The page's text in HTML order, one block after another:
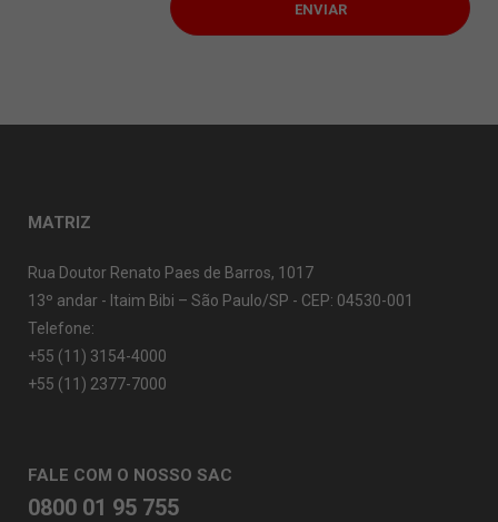
MATRIZ
Rua Doutor Renato Paes de Barros, 1017
13º andar - Itaim Bibi – São Paulo/SP - CEP: 04530-001
Telefone:
+55 (11) 3154-4000
+55 (11) 2377-7000
FALE COM O NOSSO SAC
0800 01 95 755